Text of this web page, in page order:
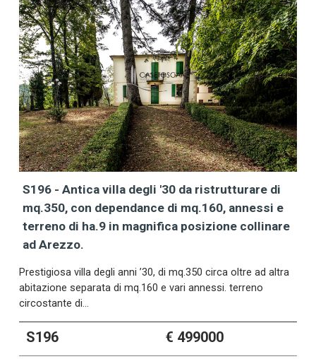
S196 - Antica villa degli '30 da ristrutturare di
mq.350, con dependance di mq.160, annessi e
terreno di ha.9 in magnifica posizione collinare
ad Arezzo.
Prestigiosa villa degli anni ’30, di mq.350 circa oltre ad altra
abitazione separata di mq.160 e vari annessi. terreno
circostante di…
S196 € 499000